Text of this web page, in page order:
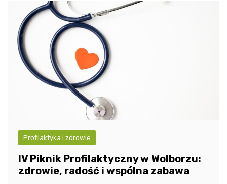
Profilaktyka i zdrowie
IV Piknik Profilaktyczny w Wolborzu:
zdrowie, radość i wspólna zabawa